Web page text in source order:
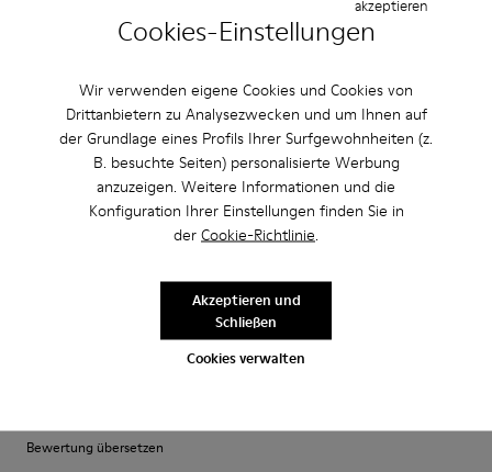
Cookies-Einstellungen
Wir verwenden eigene Cookies und Cookies von
Drittanbietern zu Analysezwecken und um Ihnen auf
der Grundlage eines Profils Ihrer Surfgewohnheiten (z.
B. besuchte Seiten) personalisierte Werbung
anzuzeigen. Weitere Informationen und die
Konfiguration Ihrer Einstellungen finden Sie in
der Cookie-Richtlinie.
Cookies verwalten
akzeptieren
Akzeptieren und
Schließen
Come camminare scalzi ma molto meglio.
Bewertung übersetzen
Einstellung
Schmal
Anonymous·vor 4 Jahren
Bewertung übersetzen